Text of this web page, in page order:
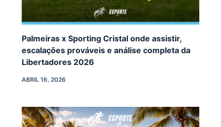
Palmeiras x Sporting Cristal onde assistir,
escalações prováveis e análise completa da
Libertadores 2026
ABRIL 16, 2026